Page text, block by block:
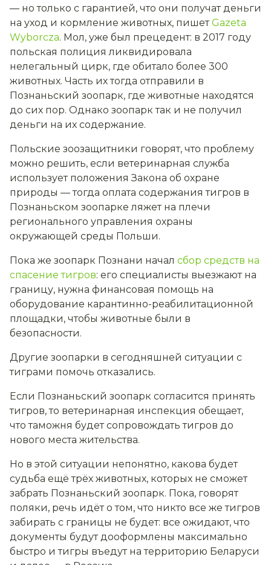
— но только с гарантией, что они получат деньги
на уход и кормление животных, пишетGazeta
Wyborcza. Мол, уже был прецедент: в 2017 году
польская полиция ликвидировала
нелегальный цирк, где обитало более 300
животных. Часть их тогда отправили в
Познаньский зоопарк, где животные находятся
до сих пор. Однако зоопарк так и не получил
деньги на их содержание.
Польские зоозащитники говорят, что проблему
можно решить, если ветеринарная служба
использует положения Закона об охране
природы — тогда оплата содержания тигров в
Познаньском зоопарке ляжет на плечи
регионального управления охраны
окружающей среды Польши.
Пока же зоопарк Познани начал сбор средств на
спасение тигров: его специалисты выезжают на
границу, нужна финансовая помощь на
оборудование карантинно-реабилитационной
площадки, чтобы животные были в
безопасности.
Другие зоопарки в сегодняшней ситуации с
тиграми помочь отказались.
Если Познаньский зоопарк согласится принять
тигров, то ветеринарная инспекция обещает,
что таможня будет сопровождать тигров до
нового места жительства.
Но в этой ситуации непонятно, какова будет
судьба ещё трёх животных, которых не сможет
забрать Познаньский зоопарк. Пока, говорят
поляки, речь идёт о том, что никто все же тигров
забирать с границы не будет: все ожидают, что
документы будут дооформлены максимально
быстро и тигры въедут на территорию Беларуси